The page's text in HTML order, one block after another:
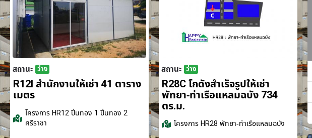
สถานะ ว่าง
R12I สำนักงานให้เช่า 41 ตาราง
เมตร
โครงการHR12 ปิ่นทอง 1 ปิ่นทอง 2
ศรีราชา
สถานะ ว่าง
R28C โกดังสำเร็จรูปให้เช่า
พัทยา-ท่าเรือแหลมฉบัง 734
ตร.ม.
โครงการHR28 พัทยา-ท่าเรือแหลมฉบัง